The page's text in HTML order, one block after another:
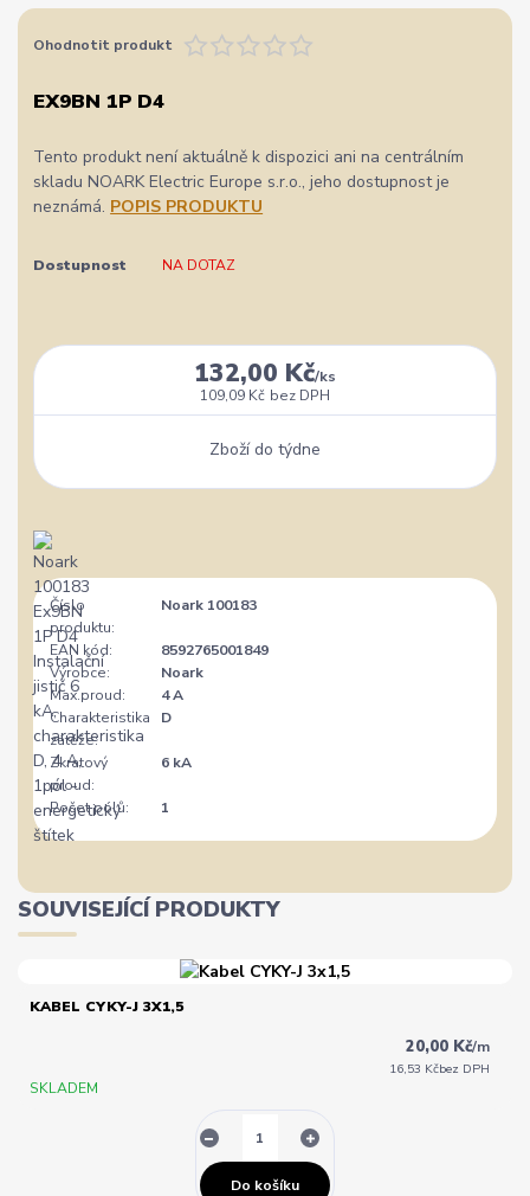
Ohodnotit produkt
EX9BN 1P D4
Tento produkt není aktuálně k dispozici ani na centrálním
skladu NOARK Electric Europe s.r.o., jeho dostupnost je
neznámá. POPIS PRODUKTU
Dostupnost NA DOTAZ
132,00 Kč/ks
109,09 Kč bez DPH
Zboží do týdne
Číslo
produktu:
Noark 100183
EAN kód:
8592765001849
Výrobce:
Noark
Max.proud:
4 A
Charakteristika
zátěže:
D
Zkratový
proud:
6 kA
Počet pólů: 1
SOUVISEJÍCÍ PRODUKTY
KABEL CYKY-J 3X1,5
20,00 Kč/m
16,53 Kčbez DPH
SKLADEM
Do košíku